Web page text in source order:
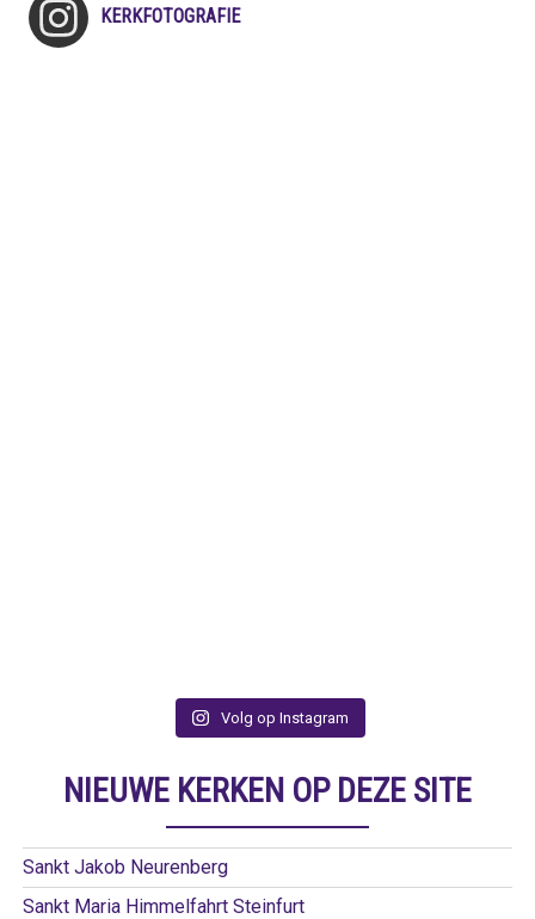
KERKFOTOGRAFIE
Volg op Instagram
NIEUWE KERKEN OP DEZE SITE
Sankt Jakob Neurenberg
Sankt Maria Himmelfahrt Steinfurt